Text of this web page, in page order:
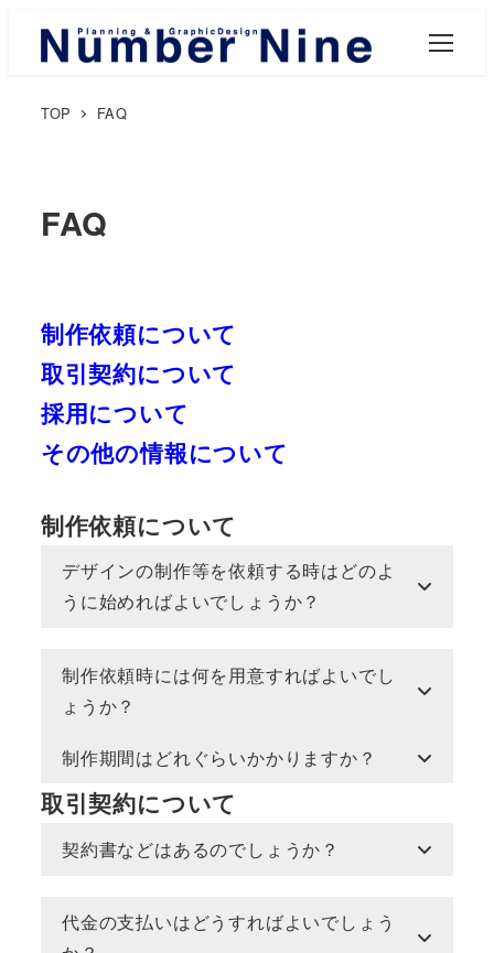
TOP FAQ
FAQ
制作依頼について
取引契約について
採用について
その他の情報について
制作依頼について
デザインの制作等を依頼する時はどのよ
うに始めればよいでしょうか？
制作依頼時には何を用意すればよいでし
ょうか？
制作期間はどれぐらいかかりますか？
取引契約について
契約書などはあるのでしょうか？
代金の支払いはどうすればよいでしょう